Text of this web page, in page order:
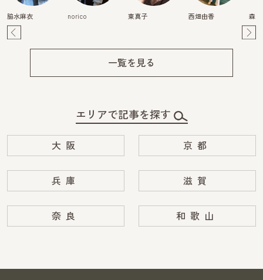
脇水麻衣 norico 東真子 西畑由香 森映
一覧を見る
エリアで記事を探す
大阪 京都
兵庫 滋賀
奈良 和歌山